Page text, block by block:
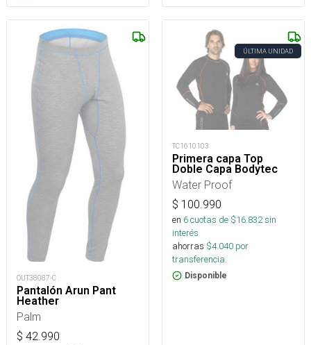
OUT38087-C
Pantalón Arun Pant
Heather
Palm
$ 42.990
ÚLTIMA UNIDAD
TC1610103
Primera capa Top
Doble Capa Bodytec
Water Proof
$ 100.990
en 6cuotas de $16.832sin
interés
ahorras $4.040 por
transferencia.
Disponible